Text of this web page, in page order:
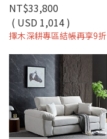
NT$33,800
( USD 1,014 )
擇木深耕專區結帳再享9折